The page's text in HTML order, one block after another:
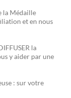
la Médaille
et en nous
la
y aider par une
: sur votre